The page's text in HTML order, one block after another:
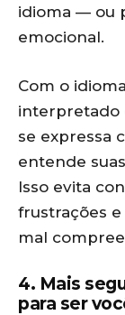
idioma — ou
emocional.
Com o
interpretado
se expressa
entende
Isso evita
frustrações
mal
4. Mais
para ser